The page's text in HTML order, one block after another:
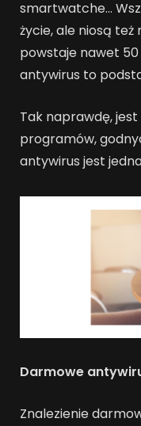
smartwatche…
życie, ale niosą też
powstaje nawet
antywirus to
Tak naprawdę,
programów,
antywirus jest
Darmowe
Znalezienie